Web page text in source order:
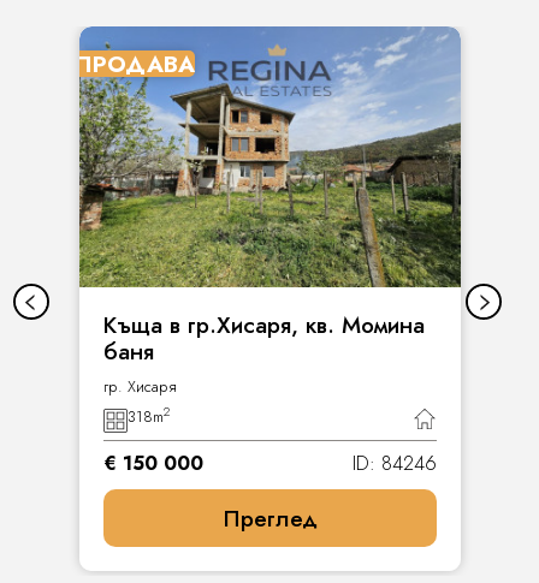
ПРОДАВА
Къща в гр.Хисаря, кв. Момина
баня
гр. Хисаря
318m2
€ 150 000 ID: 84246
Преглед